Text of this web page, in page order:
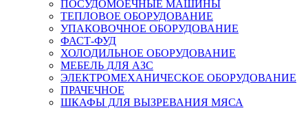
ПОСУДОМОЕЧНЫЕ МАШИНЫ
ТЕПЛОВОЕ ОБОРУДОВАНИЕ
УПАКОВОЧНОЕ ОБОРУДОВАНИЕ
ФАСТ-ФУД
ХОЛОДИЛЬНОЕ ОБОРУДОВАНИЕ
МЕБЕЛЬ ДЛЯ АЗС
ЭЛЕКТРОМЕХАНИЧЕСКОЕ ОБОРУДОВАНИЕ
ПРАЧЕЧНОЕ
ШКАФЫ ДЛЯ ВЫЗРЕВАНИЯ МЯСА